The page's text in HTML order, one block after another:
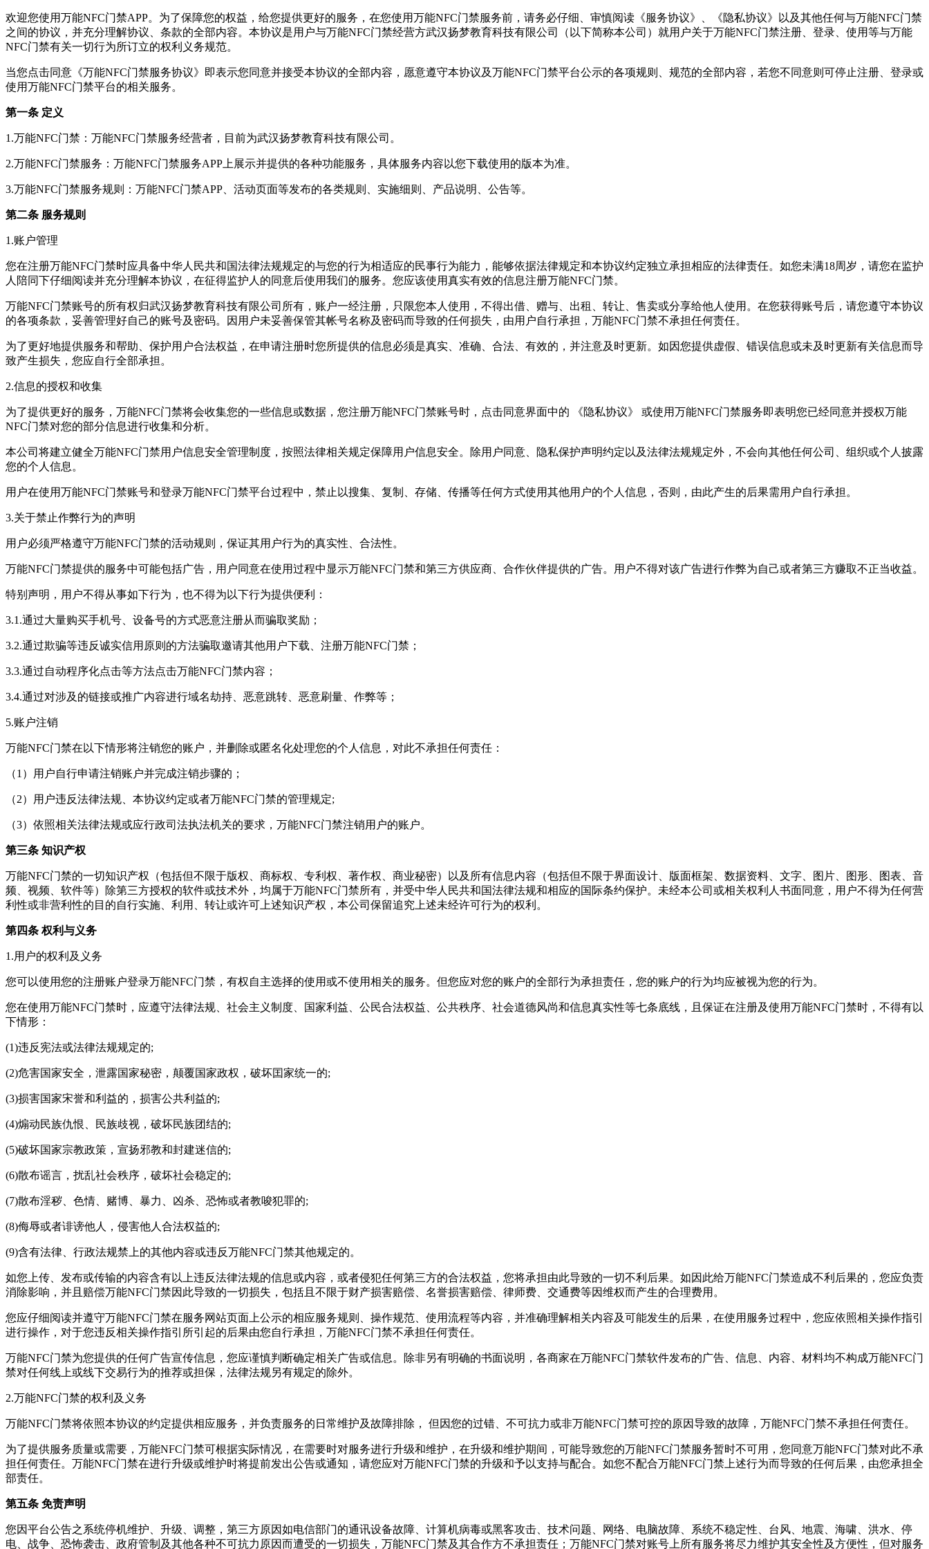
欢迎您使用万能NFC门禁APP。为了保障您的权益，给您提供更好的服务，在您使用万能NFC门禁服务前，请务必仔细、审慎阅读《服务协议》、《隐私协议》以及其他任何与万能NFC门禁
之间的协议，并充分理解协议、条款的全部内容。本协议是用户与万能NFC门禁经营方武汉扬梦教育科技有限公司（以下简称本公司）就用户关于万能NFC门禁注册、登录、使用等与万能
NFC门禁有关一切行为所订立的权利义务规范。
当您点击同意《万能NFC门禁服务协议》即表示您同意并接受本协议的全部内容，愿意遵守本协议及万能NFC门禁平台公示的各项规则、规范的全部内容，若您不同意则可停止注册、登录或
使用万能NFC门禁平台的相关服务。
第一条 定义
1.万能NFC门禁：万能NFC门禁服务经营者，目前为武汉扬梦教育科技有限公司。
2.万能NFC门禁服务：万能NFC门禁服务APP上展示并提供的各种功能服务，具体服务内容以您下载使用的版本为准。
3.万能NFC门禁服务规则：万能NFC门禁APP、活动页面等发布的各类规则、实施细则、产品说明、公告等。
第二条 服务规则
1.账户管理
您在注册万能NFC门禁时应具备中华人民共和国法律法规规定的与您的行为相适应的民事行为能力，能够依据法律规定和本协议约定独立承担相应的法律责任。如您未满18周岁，请您在监护
人陪同下仔细阅读并充分理解本协议，在征得监护人的同意后使用我们的服务。您应该使用真实有效的信息注册万能NFC门禁。
万能NFC门禁账号的所有权归武汉扬梦教育科技有限公司所有，账户一经注册，只限您本人使用，不得出借、赠与、出租、转让、售卖或分享给他人使用。在您获得账号后，请您遵守本协议
的各项条款，妥善管理好自己的账号及密码。因用户未妥善保管其帐号名称及密码而导致的任何损失，由用户自行承担，万能NFC门禁不承担任何责任。
为了更好地提供服务和帮助、保护用户合法权益，在申请注册时您所提供的信息必须是真实、准确、合法、有效的，并注意及时更新。如因您提供虚假、错误信息或未及时更新有关信息而导
致产生损失，您应自行全部承担。
2.信息的授权和收集
为了提供更好的服务，万能NFC门禁将会收集您的一些信息或数据，您注册万能NFC门禁账号时，点击同意界面中的 《隐私协议》 或使用万能NFC门禁服务即表明您已经同意并授权万能
NFC门禁对您的部分信息进行收集和分析。
本公司将建立健全万能NFC门禁用户信息安全管理制度，按照法律相关规定保障用户信息安全。除用户同意、隐私保护声明约定以及法律法规规定外，不会向其他任何公司、组织或个人披露
您的个人信息。
用户在使用万能NFC门禁账号和登录万能NFC门禁平台过程中，禁止以搜集、复制、存储、传播等任何方式使用其他用户的个人信息，否则，由此产生的后果需用户自行承担。
3.关于禁止作弊行为的声明
用户必须严格遵守万能NFC门禁的活动规则，保证其用户行为的真实性、合法性。
万能NFC门禁提供的服务中可能包括广告，用户同意在使用过程中显示万能NFC门禁和第三方供应商、合作伙伴提供的广告。用户不得对该广告进行作弊为自己或者第三方赚取不正当收益。
特别声明，用户不得从事如下行为，也不得为以下行为提供便利：
3.1.通过大量购买手机号、设备号的方式恶意注册从而骗取奖励；
3.2.通过欺骗等违反诚实信用原则的方法骗取邀请其他用户下载、注册万能NFC门禁；
3.3.通过自动程序化点击等方法点击万能NFC门禁内容；
3.4.通过对涉及的链接或推广内容进行域名劫持、恶意跳转、恶意刷量、作弊等；
5.账户注销
万能NFC门禁在以下情形将注销您的账户，并删除或匿名化处理您的个人信息，对此不承担任何责任：
（1）用户自行申请注销账户并完成注销步骤的；
（2）用户违反法律法规、本协议约定或者万能NFC门禁的管理规定;
（3）依照相关法律法规或应行政司法执法机关的要求，万能NFC门禁注销用户的账户。
第三条 知识产权
万能NFC门禁的一切知识产权（包括但不限于版权、商标权、专利权、著作权、商业秘密）以及所有信息内容（包括但不限于界面设计、版面框架、数据资料、文字、图片、图形、图表、音
频、视频、软件等）除第三方授权的软件或技术外，均属于万能NFC门禁所有，并受中华人民共和国法律法规和相应的国际条约保护。未经本公司或相关权利人书面同意，用户不得为任何营
利性或非营利性的目的自行实施、利用、转让或许可上述知识产权，本公司保留追究上述未经许可行为的权利。
第四条 权利与义务
1.用户的权利及义务
您可以使用您的注册账户登录万能NFC门禁，有权自主选择的使用或不使用相关的服务。但您应对您的账户的全部行为承担责任，您的账户的行为均应被视为您的行为。
您在使用万能NFC门禁时，应遵守法律法规、社会主义制度、国家利益、公民合法权益、公共秩序、社会道德风尚和信息真实性等七条底线，且保证在注册及使用万能NFC门禁时，不得有以
下情形：
(1)违反宪法或法律法规规定的;
(2)危害国家安全，泄露国家秘密，颠覆国家政权，破坏囯家统一的;
(3)损害国家宋誉和利益的，损害公共利益的;
(4)煽动民族仇恨、民族歧视，破坏民族团结的;
(5)破坏国家宗教政策，宣扬邪教和封建迷信的;
(6)散布谣言，扰乱社会秩序，破坏社会稳定的;
(7)散布淫秽、色情、赌博、暴力、凶杀、恐怖或者教唆犯罪的;
(8)侮辱或者诽谤他人，侵害他人合法权益的;
(9)含有法律、行政法规禁上的其他内容或违反万能NFC门禁其他规定的。
如您上传、发布或传输的内容含有以上违反法律法规的信息或内容，或者侵犯任何第三方的合法权益，您将承担由此导致的一切不利后果。如因此给万能NFC门禁造成不利后果的，您应负责
消除影响，并且赔偿万能NFC门禁因此导致的一切损失，包括且不限于财产损害赔偿、名誉损害赔偿、律师费、交通费等因维权而产生的合理费用。
您应仔细阅读并遵守万能NFC门禁在服务网站页面上公示的相应服务规则、操作规范、使用流程等内容，并准确理解相关内容及可能发生的后果，在使用服务过程中，您应依照相关操作指引
进行操作，对于您违反相关操作指引所引起的后果由您自行承担，万能NFC门禁不承担任何责任。
万能NFC门禁为您提供的任何广告宣传信息，您应谨慎判断确定相关广告或信息。除非另有明确的书面说明，各商家在万能NFC门禁软件发布的广告、信息、内容、材料均不构成万能NFC门
禁对任何线上或线下交易行为的推荐或担保，法律法规另有规定的除外。
2.万能NFC门禁的权利及义务
万能NFC门禁将依照本协议的约定提供相应服务，并负责服务的日常维护及故障排除， 但因您的过错、不可抗力或非万能NFC门禁可控的原因导致的故障，万能NFC门禁不承担任何责任。
为了提供服务质量或需要，万能NFC门禁可根据实际情况，在需要时对服务进行升级和维护，在升级和维护期间，可能导致您的万能NFC门禁服务暂时不可用，您同意万能NFC门禁对此不承
担任何责任。万能NFC门禁在进行升级或维护时将提前发出公告或通知，请您应对万能NFC门禁的升级和予以支持与配合。如您不配合万能NFC门禁上述行为而导致的任何后果，由您承担全
部责任。
第五条 免责声明
您因平台公告之系统停机维护、升级、调整，第三方原因如电信部门的通讯设备故障、计算机病毒或黑客攻击、技术问题、网络、电脑故障、系统不稳定性、台风、地震、海啸、洪水、停
电、战争、恐怖袭击、政府管制及其他各种不可抗力原因而遭受的一切损失，万能NFC门禁及其合作方不承担责任；万能NFC门禁对账号上所有服务将尽力维护其安全性及方便性，但对服务